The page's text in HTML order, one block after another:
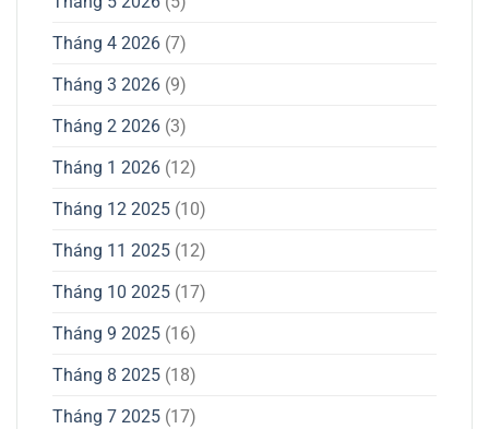
Tháng 4 2026 (7)
Tháng 3 2026 (9)
Tháng 2 2026 (3)
Tháng 1 2026 (12)
Tháng 12 2025 (10)
Tháng 11 2025 (12)
Tháng 10 2025 (17)
Tháng 9 2025 (16)
Tháng 8 2025 (18)
Tháng 7 2025 (17)